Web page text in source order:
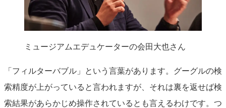
ミュージアムエデュケーターの会田大也さん
「フィルターバブル」という言葉があります。グーグルの検
索精度が上がっていると言われますが、それは裏を返せば検
索結果があらかじめ操作されているとも言えるわけです。つ